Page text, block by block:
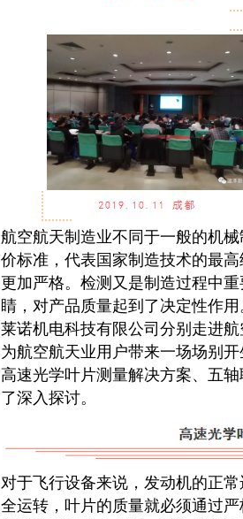
航空航天制造业不同于一般的机
价标准，代表国家制造技术的最
更加严格。检测又是制造过程中
睛，对产品质量起到了决定性作
莱诺机电科技有限公司分别走进
为航空航天业用户带来一场场别
高速光学叶片测量解决方案、五
了深入探讨。
对于飞行设备来说，发动机的正
全运转，叶片的质量就必须通过